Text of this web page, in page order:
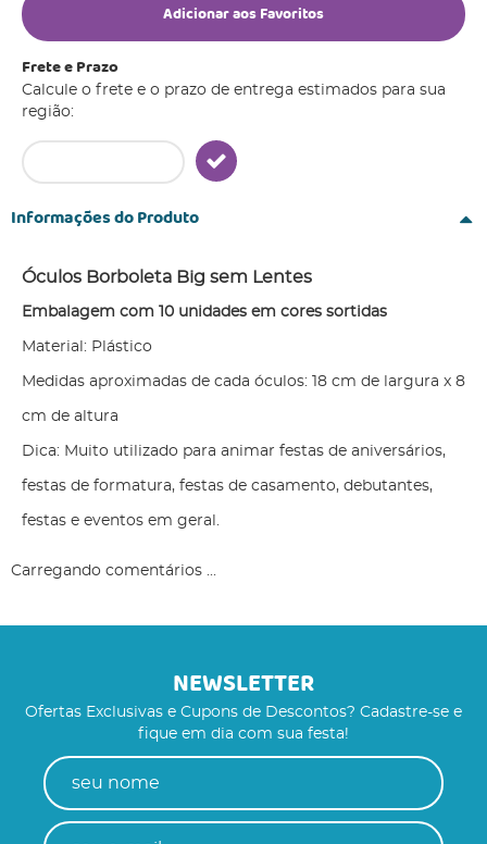
Adicionar aos Favoritos
Frete e Prazo
Calcule o frete e o prazo de entrega estimados para sua
região:
Informações do Produto
Óculos Borboleta Big sem Lentes
Embalagem com 10 unidades em cores sortidas
Material: Plástico
Medidas aproximadas de cada óculos: 18 cm de largura x 8
cm de altura
Dica: Muito utilizado para animar festas de aniversários,
festas de formatura, festas de casamento, debutantes,
festas e eventos em geral.
Carregando comentários ...
NEWSLETTER
Ofertas Exclusivas e Cupons de Descontos? Cadastre-se e
fique em dia com sua festa!